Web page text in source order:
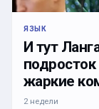
ЯЗЫК
И тут
жаркие
2 недели